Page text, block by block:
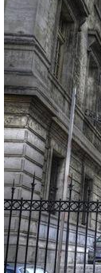
Fortes
pourquoi
noyade
Le Viagra
freiner la
cancer ?